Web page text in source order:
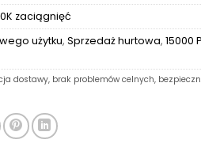
zaciągnięć
użytku, Sprzedaż hurtowa, 15000
dostawy, brak problemów celnych,